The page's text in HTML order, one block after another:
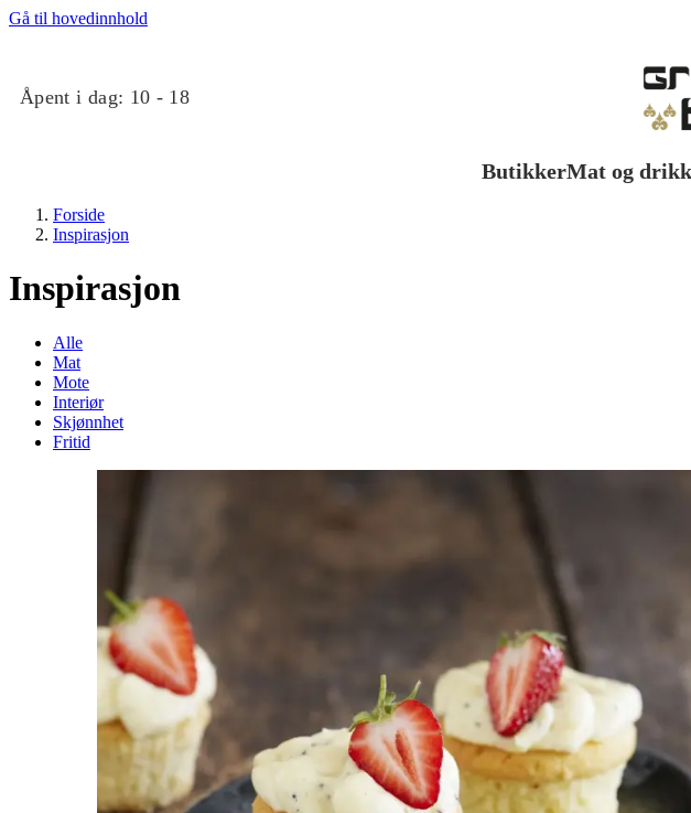
Gå til hovedinnhold
Åpent i dag: 10 - 18
ButikkerMat og
Helse
Tilbud
Merker
Inspirasjon
Forside
Inspirasjon
Inspirasjon
Alle
Mat
Mote
Interiør
Skjønnhet
Fritid